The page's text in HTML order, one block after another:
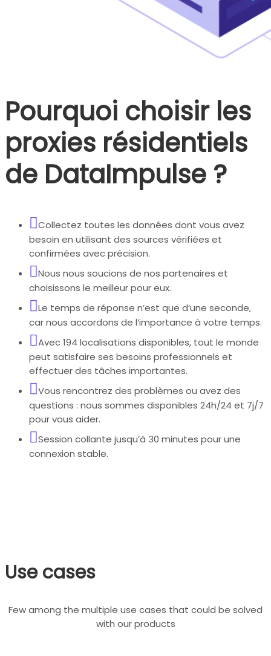
Pourquoi choisir les
proxies résidentiels
de DataImpulse ?
Collectez toutes les données dont vous avez
besoin en utilisant des sources vérifiées et
confirmées avec précision.
Nous nous soucions de nos partenaires et
choisissons le meilleur pour eux.
Le temps de réponse n’est que d’une seconde,
car nous accordons de l’importance à votre temps.
Avec 194 localisations disponibles, tout le monde
peut satisfaire ses besoins professionnels et
effectuer des tâches importantes.
Vous rencontrez des problèmes ou avez des
questions : nous sommes disponibles 24h/24 et 7j/7
pour vous aider.
Session collante jusqu’à 30 minutes pour une
connexion stable.
Use cases
Few among the multiple use cases that could be solved
with our products